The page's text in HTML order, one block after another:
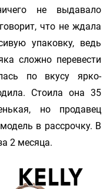
не выдавало
что не ждала
упаковку, ведь
сложно перевести
по вкусу ярко-
Стоила она 35
но продавец
в рассрочку. В
2 месяца.